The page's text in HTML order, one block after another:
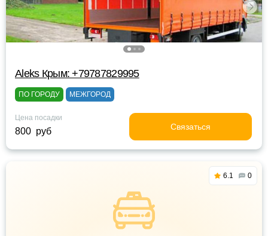
Aleks Крым: +79787829995
ПО ГОРОДУ МЕЖГОРОД
Цена посадки
800 руб Связаться
6.1 0